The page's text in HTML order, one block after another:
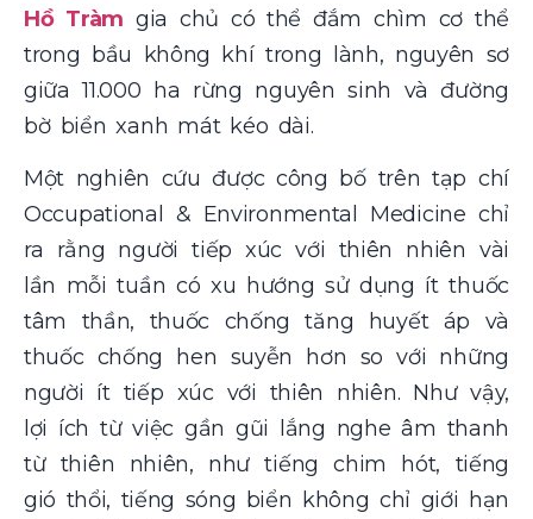
Hồ Tràm gia chủ có thể đắm chìm cơ thể
trong bầu không khí trong lành, nguyên sơ
giữa 11.000 ha rừng nguyên sinh và đường
bờ biển xanh mát kéo dài.
Một nghiên cứu được công bố trên tạp chí
Occupational & Environmental Medicine chỉ
ra rằng người tiếp xúc với thiên nhiên vài
lần mỗi tuần có xu hướng sử dụng ít thuốc
tâm thần, thuốc chống tăng huyết áp và
thuốc chống hen suyễn hơn so với những
người ít tiếp xúc với thiên nhiên. Như vậy,
lợi ích từ việc gần gũi lắng nghe âm thanh
từ thiên nhiên, như tiếng chim hót, tiếng
gió thổi, tiếng sóng biển không chỉ giới hạn